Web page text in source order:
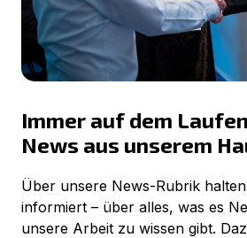
Immer auf dem
News aus unserem
Über unsere News-Rubrik
informiert – über alles, was es
unsere Arbeit zu wissen gibt.